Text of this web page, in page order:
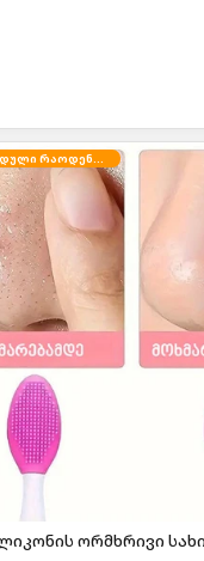
შეზღუდული რაოდენობა
ორმხრივი